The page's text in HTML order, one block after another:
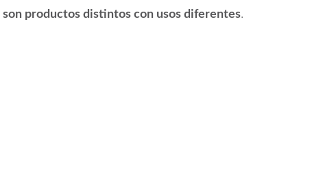
son productos distintos con usos diferentes.